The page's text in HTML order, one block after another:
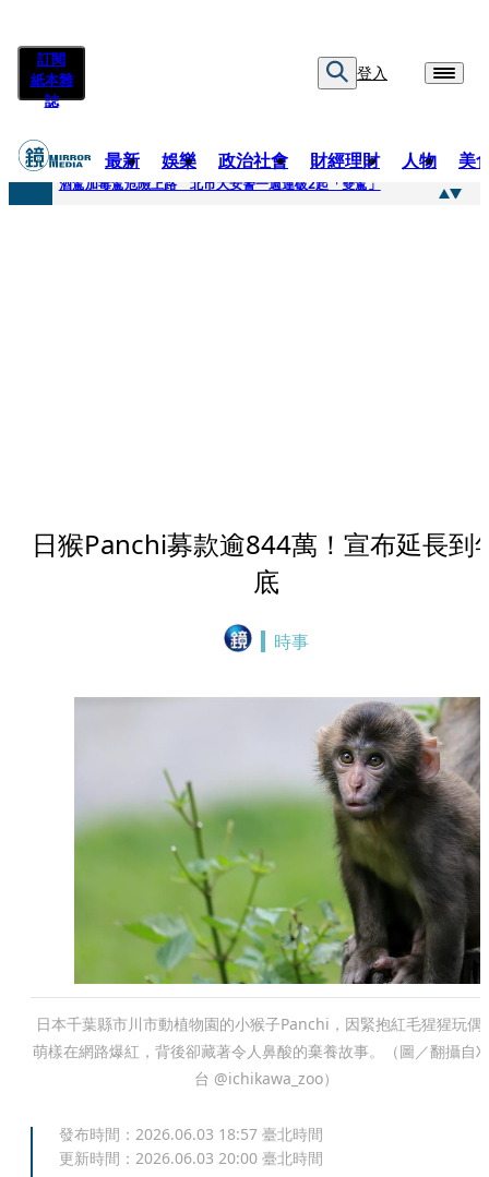
訂閱
紙本雜
誌
登入
最新 娛樂 政治社會 財經理財 人物 美
快訊
酒駕加毒駕危險上路 北市大安警一週連破2起「雙駕」
日猴Panchi募款逾844萬！宣布延長到
底
時事
日本千葉縣市川市動植物園的小猴子Panchi，因緊抱紅毛猩猩玩偶
萌樣在網路爆紅，背後卻藏著令人鼻酸的棄養故事。（圖／翻攝自X
台 @ichikawa_zoo）
發布時間： 2026.06.03 18:57 臺北時間
更新時間： 2026.06.03 20:00 臺北時間